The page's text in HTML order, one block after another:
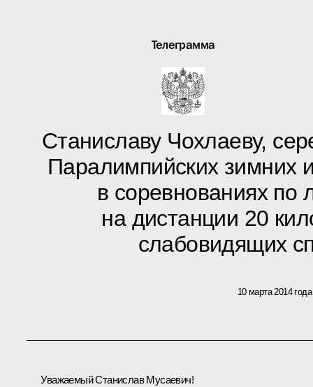
Телеграмма
Станиславу Чохлаеву,
Паралимпийских зимних
в соревнованиях
на дистанции 20
слабовидящих
10 марта 2014 года
Уважаемый Станислав Мусаевич!